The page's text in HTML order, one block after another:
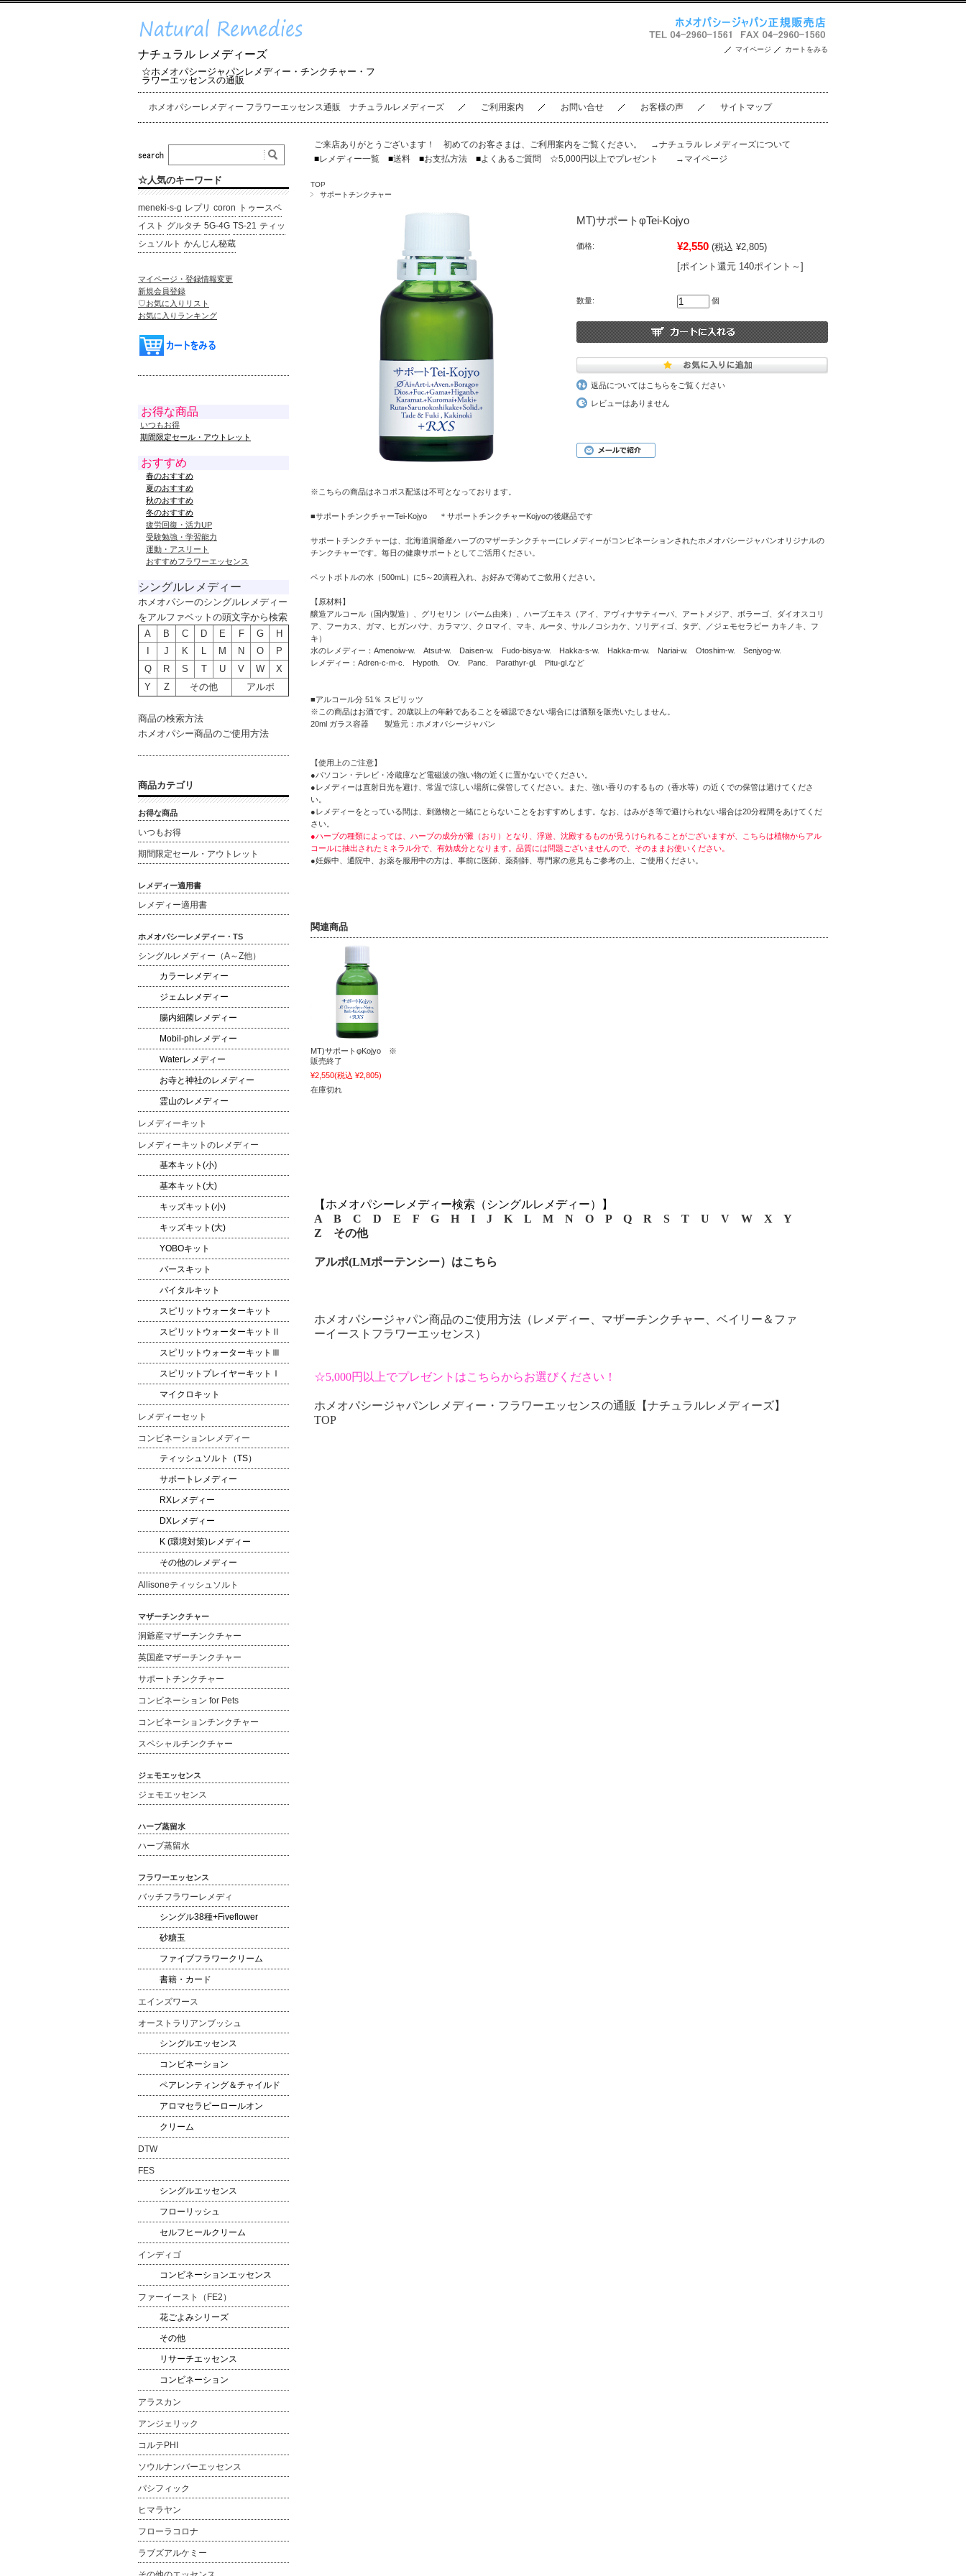
ナチュラル レメディーズ
☆ホメオパシージャパンレメディー・チンクチャー・フ
ラワーエッセンスの通販
マイページ カートをみる
ホメオパシーレメディー フラワーエッセンス通販 ナチュラルレメディーズ ご利用案内 お問い合せ お客様の声 サイトマップ
ご来店ありがとうございます！ 初めてのお客さまは、 ご利用案内をご覧ください。
→ナチュラル レメディーズについて
■レメディー一覧 ■送料 ■お支払方法 ■よくあるご質問 ☆5,000円以上でプレゼント →マイページ
TOP
サポートチンクチャー
MT)サポートφTei-Kojyo
価格: ¥2,550 (税込 ¥2,805)
[ポイント還元 140ポイント～]
数量: 個
返品についてはこちらをご覧ください
レビューはありません
※こちらの商品はネコポス配送は不可となっております。
■サポートチンクチャーTei-Kojyo ＊サポートチンクチャーKojyoの後継品です
サポートチンクチャーは、北海道洞爺産ハーブのマザーチンクチャーにレメディーがコンビネーションされたホメオパシージャパンオリジナルの
チンクチャーです。毎日の健康サポートとしてご活用ください。
ペットボトルの水（500mL）に5～20滴程入れ、お好みで薄めてご飲用ください。
【原材料】
醸造アルコール（国内製造）、グリセリン（パーム由来）、ハーブエキス（アイ、アヴィナサティーバ、アートメジア、ボラーゴ、ダイオスコリ
ア、フーカス、ガマ、ヒガンバナ、カラマツ、クロマイ、マキ、ルータ、サルノコシカケ、ソリディゴ、タデ、／ジェモセラピー カキノキ、フ
キ）
水のレメディー：Amenoiw-w. Atsut-w. Daisen-w. Fudo-bisya-w. Hakka-s-w. Hakka-m-w. Nariai-w. Otoshim-w. Senjyog-w.
レメディー：Adren-c-m-c. Hypoth. Ov. Panc. Parathyr-gl. Pitu-gl.など
■アルコール分 51％ スピリッツ
※この商品はお酒です。20歳以上の年齢であることを確認できない場合には酒類を販売いたしません。
20ml ガラス容器 製造元：ホメオパシージャパン
【使用上のご注意】
●パソコン・テレビ・冷蔵庫など電磁波の強い物の近くに置かないでください。
●レメディーは直射日光を避け、常温で涼しい場所に保管してください。また、強い香りのするもの（香水等）の近くでの保管は避けてくださ
い。
●レメディーをとっている間は、刺激物と一緒にとらないことをおすすめします。なお、はみがき等で避けられない場合は20分程間をあけてくだ
さい。
●ハーブの種類によっては、ハーブの成分が澱（おり）となり、浮遊、沈殿するものが見うけられることがございますが、こちらは植物からアル
コールに抽出されたミネラル分で、有効成分となります。品質には問題ございませんので、そのままお使いください。
●妊娠中、通院中、お薬を服用中の方は、事前に医師、薬剤師、専門家の意見もご参考の上、ご使用ください。
関連商品
MT)サポートφKojyo ※
販売終了
¥2,550(税込 ¥2,805)
在庫切れ
【ホメオパシーレメディー検索（シングルレメディー）】
A
B C D E F G H I J K L M N O P Q R S T U V W X
Y
Z
その他
アルポ(LMポーテンシー）はこちら
ホメオパシージャパン商品のご使用方法（レメディー、マザーチンクチャー、ベイリー＆ファ
ーイーストフラワーエッセンス）
☆5,000円以上でプレゼントはこちらからお選びください！
ホメオパシージャパンレメディー・フラワーエッセンスの通販【ナチュラルレメディーズ】
TOP
☆人気のキーワード
meneki-s-g レプリ coron
トゥースペ
イスト グルタチ 5G-4G TS-21 ティッ
シュソルト かんじん秘蔵
マイページ・登録情報変更
新規会員登録
♡お気に入りリスト
お気に入りランキング
お得な商品
いつもお得
期間限定セール・アウトレット
おすすめ
春のおすすめ
夏のおすすめ
秋のおすすめ
冬のおすすめ
疲労回復・活力UP
受験勉強・学習能力
運動・アスリート
おすすめフラワーエッセンス
シングルレメディー
ホメオパシーのシングルレメディー
をアルファベットの頭文字から検索
A
B C D E F G
H
J K L M N O
P
Q
R S T U V W
X
Y
Z その他 アルポ
商品の検索方法
ホメオパシー商品のご使用方法
商品カテゴリ
お得な商品
いつもお得
期間限定セール・アウトレット
レメディー適用書
レメディー適用書
ホメオパシーレメディー・TS
シングルレメディー（A～Z他）
カラーレメディー
ジェムレメディー
腸内細菌レメディー
Mobil-phレメディー
Waterレメディー
お寺と神社のレメディー
霊山のレメディー
レメディーキット
レメディーキットのレメディー
基本キット(小)
基本キット(大)
キッズキット(小)
キッズキット(大)
YOBOキット
バースキット
バイタルキット
スピリットウォーターキット
スピリットウォーターキットⅡ
スピリットウォーターキットⅢ
スピリットプレイヤーキットⅠ
マイクロキット
レメディーセット
コンビネーションレメディー
ティッシュソルト（TS）
サポートレメディー
RXレメディー
DXレメディー
K (環境対策)レメディー
その他のレメディー
Allisoneティッシュソルト
マザーチンクチャー
洞爺産マザーチンクチャー
英国産マザーチンクチャー
サポートチンクチャー
コンビネーション for Pets
コンビネーションチンクチャー
スペシャルチンクチャー
ジェモエッセンス
ジェモエッセンス
ハーブ蒸留水
ハーブ蒸留水
フラワーエッセンス
バッチフラワーレメディ
シングル38種+Fiveflower
砂糖玉
ファイブフラワークリーム
書籍・カード
エインズワース
オーストラリアンブッシュ
シングルエッセンス
コンビネーション
ペアレンティング＆チャイルド
アロマセラピーロールオン
クリーム
DTW
FES
シングルエッセンス
フローリッシュ
セルフヒールクリーム
インディゴ
コンビネーションエッセンス
ファーイースト（FE2）
花ごよみシリーズ
その他
リサーチエッセンス
コンビネーション
アラスカン
アンジェリック
コルテPHI
ソウルナンバーエッセンス
パシフィック
ヒマラヤン
フローラコロナ
ラブズアルケミー